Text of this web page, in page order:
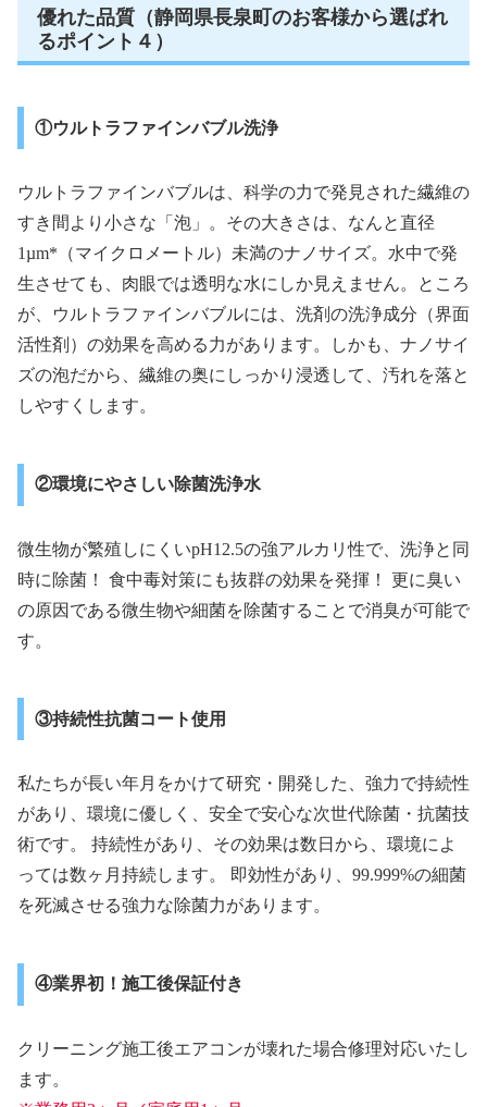
優れた品質（静岡県長泉町のお客様から選ばれ
るポイント４）
①ウルトラファインバブル洗浄
ウルトラファインバブルは、科学の力で発見された繊維の
すき間より小さな「泡」。その大きさは、なんと直径
1µm*（マイクロメートル）未満のナノサイズ。水中で発
生させても、肉眼では透明な水にしか見えません。ところ
が、ウルトラファインバブルには、洗剤の洗浄成分（界面
活性剤）の効果を高める力があります。しかも、ナノサイ
ズの泡だから、繊維の奥にしっかり浸透して、汚れを落と
しやすくします。
②環境にやさしい除菌洗浄水
微生物が繁殖しにくいpH12.5の強アルカリ性で、洗浄と同
時に除菌！ 食中毒対策にも抜群の効果を発揮！ 更に臭い
の原因である微生物や細菌を除菌することで消臭が可能で
す。
③持続性抗菌コート使用
私たちが長い年月をかけて研究・開発した、強力で持続性
があり、環境に優しく、安全で安心な次世代除菌・抗菌技
術です。 持続性があり、その効果は数日から、環境によ
っては数ヶ月持続します。 即効性があり、99.999%の細菌
を死滅させる強力な除菌力があります。
④業界初！施工後保証付き
クリーニング施工後エアコンが壊れた場合修理対応いたし
ます。